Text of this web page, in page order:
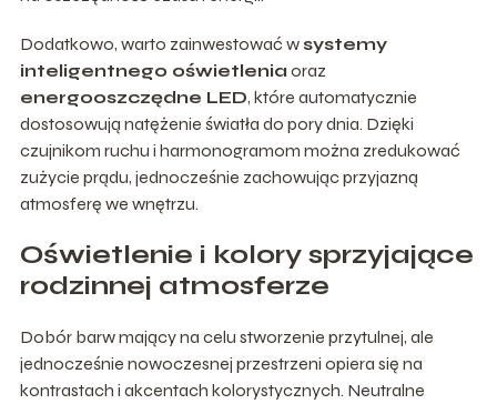
Dodatkowo, warto zainwestować wsystemy
inteligentnego oświetlenia oraz
energooszczędne LED, które automatycznie
dostosowują natężenie światła do pory dnia. Dzięki
czujnikom ruchu i harmonogramom można zredukować
zużycie prądu, jednocześnie zachowując przyjazną
atmosferę we wnętrzu.
Oświetlenie i kolory sprzyjające
rodzinnej atmosferze
Dobór barw mający na celu stworzenie przytulnej, ale
jednocześnie nowoczesnej przestrzeni opiera się na
kontrastach i akcentach kolorystycznych. Neutralne